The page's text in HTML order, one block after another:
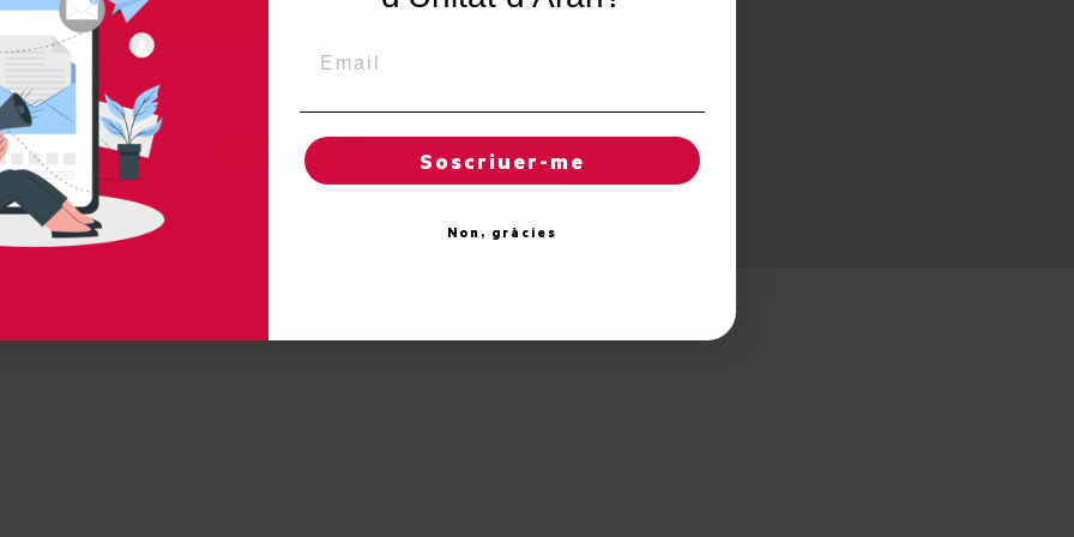
Unitat d'Aran. Tots els drets reservats.
DE PROTECCIÓ DE DADES
una experiència personalitzada i optimitzada, recordant les
seves preferències i visites regulars. Al fer clic a "Acceptar
totes", accepta l'ús de TOTES les "cookies". Tot i així, pot
visitar "Configuració de cookies" per concedir un
consentiment controlat.
Regles de "cookies" Acceptar totes Soscriuer-me
Non, gràcies